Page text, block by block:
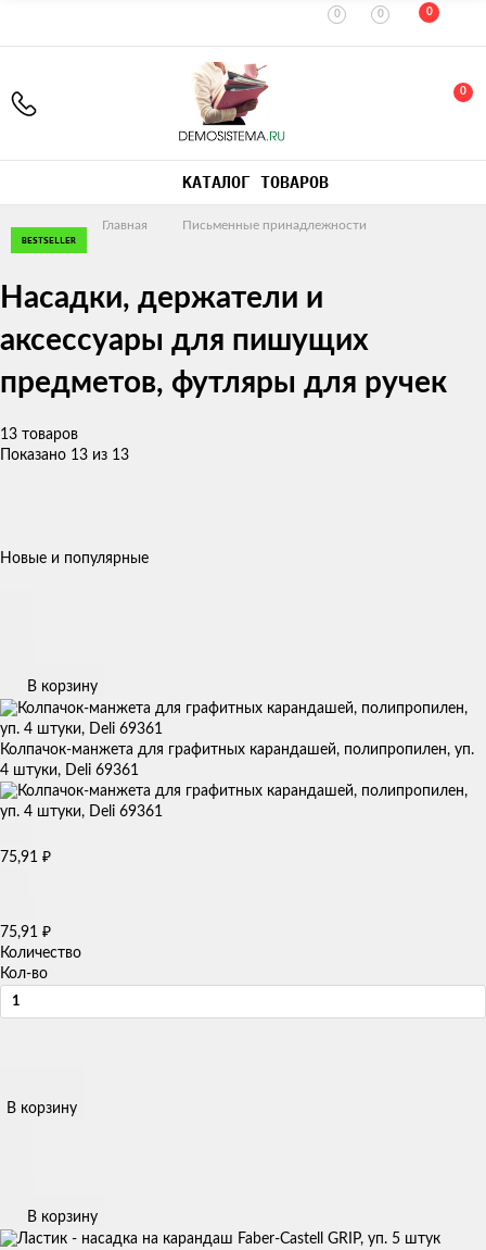
0 0 0
0
КАТАЛОГ ТОВАРОВ
Главная Письменные принадлежности
Насадки, держатели и
аксессуары для пишущих
предметов, футляры для ручек
13 товаров
Показано 13 из 13
Новые и популярные
BESTSELLER
В корзину
Колпачок-манжета для графитных карандашей, полипропилен, уп.
4 штуки, Deli 69361
75,91 ₽
75,91 ₽
Количество
Кол-во
В корзину
BESTSELLER
В корзину
BESTSELLER
BESTSELLER
BESTSELLER
BESTSELLER